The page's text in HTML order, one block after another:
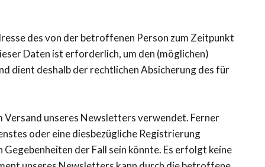
des von der betroffenen Person zum Zeitpunkt
Daten ist erforderlich, um den (möglichen)
dient deshalb der rechtlichen Absicherung des für
Versand unseres Newsletters verwendet. Ferner
oder eine diesbezügliche Registrierung
der Fall sein könnte. Es erfolgt keine